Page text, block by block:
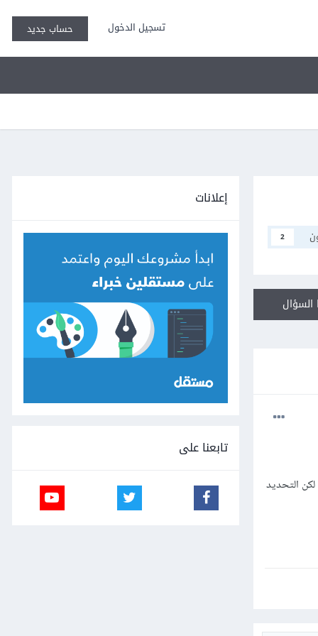
تسجيل الدخول حساب جديد
2
أنا متعلمه جديده للفوتوشوب . عندي مشكله ان لما استخدم أدوات التحديد ما اقدر اخفي التحديد ابدا . ضغطت enter لكن التحديد
إعلانات
تابعنا على